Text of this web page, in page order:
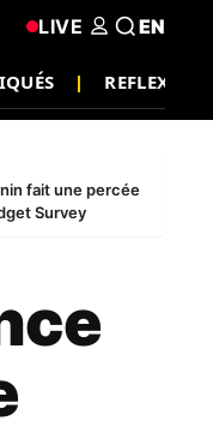
REFLEXION
LIVE EN
fait une percée
Survey